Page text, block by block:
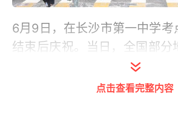
6月9日，在长沙市第一中学考
结束后庆祝。当日，全国部分
教育部教育考试院有关负责
点击查看完整内容